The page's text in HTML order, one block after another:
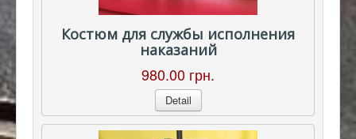
Костюм для службы исполнения
наказаний
980.00 грн.
Detail